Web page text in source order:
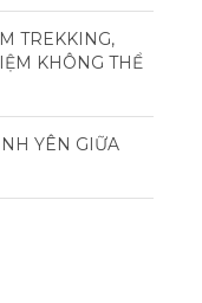
TREKKING,
KHÔNG THỂ
YÊN GIỮA